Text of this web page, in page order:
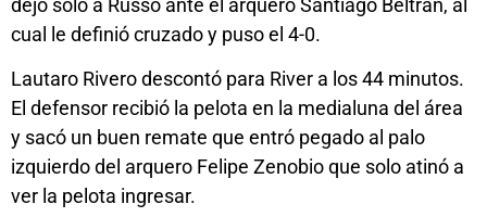
dejó solo a Russo ante el arquero Santiago Beltrán, al
cual le definió cruzado y puso el 4-0.
Lautaro Rivero descontó para River a los 44 minutos.
El defensor recibió la pelota en la medialuna del área
y sacó un buen remate que entró pegado al palo
izquierdo del arquero Felipe Zenobio que solo atinó a
ver la pelota ingresar.